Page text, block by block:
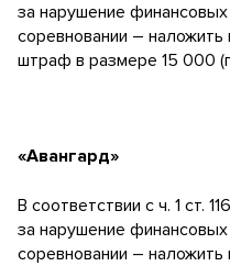
за нарушение финансовых
соревновании –
штраф в размере 15 000
«Авангард»
В соответствии с ч. 1 ст.
за нарушение финансовых
соревновании –